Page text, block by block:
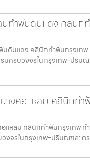
ทำฟันดินแดง คลินิก
นดินแดง คลินิกทำฟันกรุงเท
มครบวงจรในกรุงเทพ–ปริม
างคอแหลม คลินิกทำ
แหลม คลินิกทำฟันกรุงเทพ
งจรในกรุงเทพ–ปริมณฑล: ต